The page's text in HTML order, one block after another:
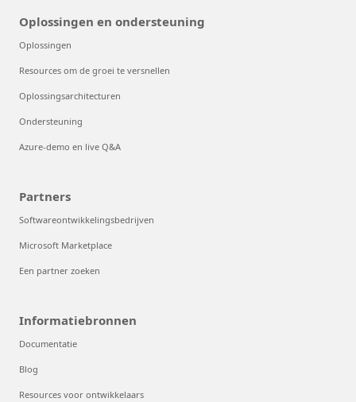
Oplossingen en ondersteuning
Oplossingen
Resources om de groei te versnellen
Oplossingsarchitecturen
Ondersteuning
Azure-demo en live Q&A
Partners
Softwareontwikkelingsbedrijven
Microsoft Marketplace
Een partner zoeken
Informatiebronnen
Documentatie
Blog
Resources voor ontwikkelaars